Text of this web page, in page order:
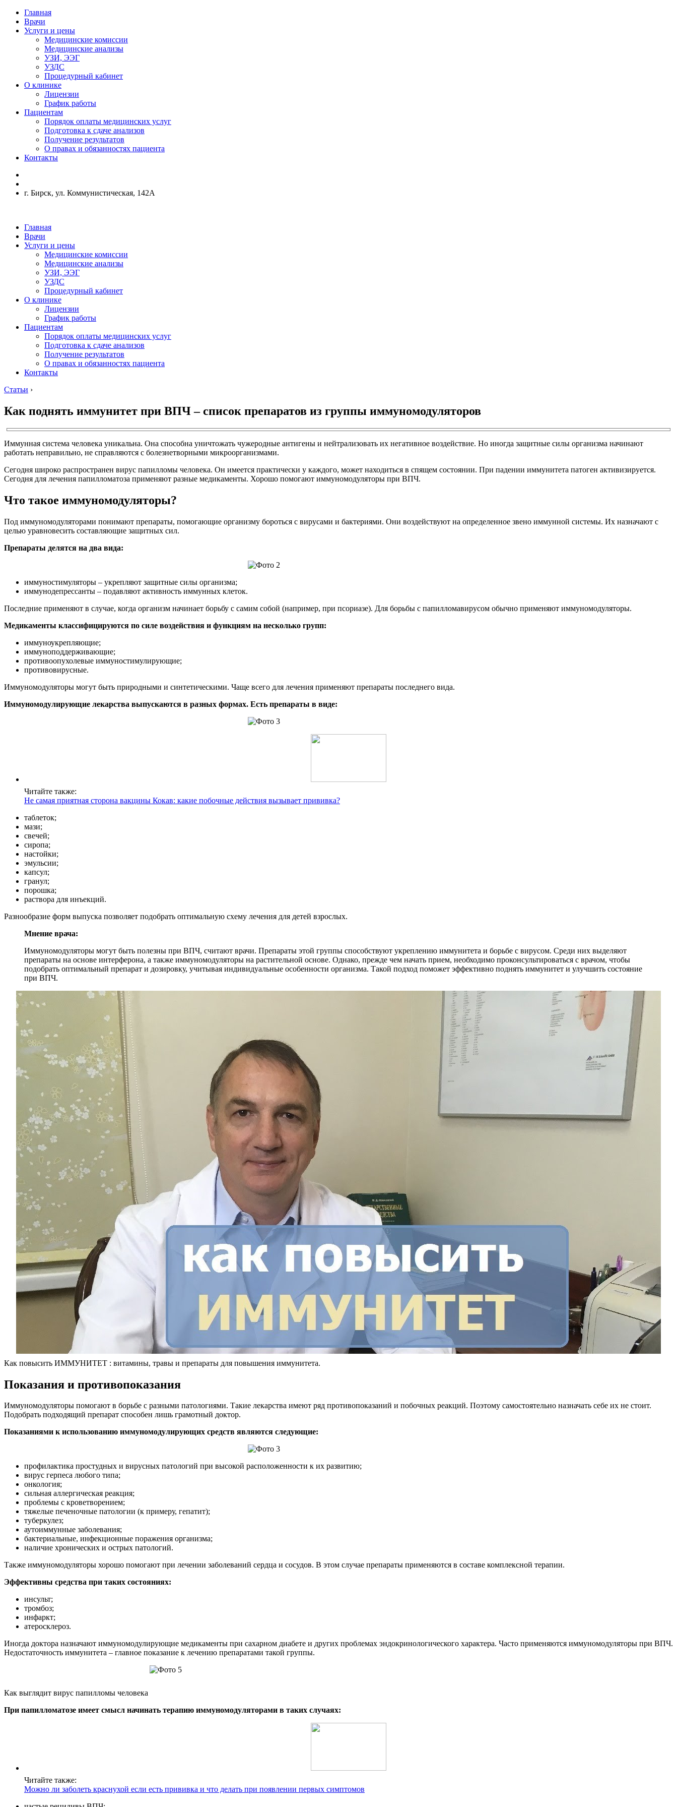
Главная
Врачи
Услуги и цены
Медицинские комиссии
Медицинские анализы
УЗИ, ЭЭГ
УЗДС
Процедурный кабинет
О клинике
Лицензии
График работы
Пациентам
Порядок оплаты медицинских услуг
Подготовка к сдаче анализов
Получение результатов
О правах и обязанностях пациента
Контакты
г. Бирск, ул. Коммунистическая, 142А
Главная
Врачи
Услуги и цены
Медицинские комиссии
Медицинские анализы
УЗИ, ЭЭГ
УЗДС
Процедурный кабинет
О клинике
Лицензии
График работы
Пациентам
Порядок оплаты медицинских услуг
Подготовка к сдаче анализов
Получение результатов
О правах и обязанностях пациента
Контакты
Статьи ›
Как поднять иммунитет при ВПЧ – список препаратов из группы иммуномодуляторов
Иммунная система человека уникальна. Она способна уничтожать чужеродные антигены и нейтрализовать их негативное воздействие. Но иногда защитные силы организма начинают
работать неправильно, не справляются с болезнетворными микроорганизмами.
Сегодня широко распространен вирус папилломы человека. Он имеется практически у каждого, может находиться в спящем состоянии. При падении иммунитета патоген активизируется.
Сегодня для лечения папилломатоза применяют разные медикаменты. Хорошо помогают иммуномодуляторы при ВПЧ.
Что такое иммуномодуляторы?
Под иммуномодуляторами понимают препараты, помогающие организму бороться с вирусами и бактериями. Они воздействуют на определенное звено иммунной системы. Их назначают с
целью уравновесить составляющие защитных сил.
Препараты делятся на два вида:
иммуностимуляторы – укрепляют защитные силы организма;
иммунодепрессанты – подавляют активность иммунных клеток.
Последние применяют в случае, когда организм начинает борьбу с самим собой (например, при псориазе). Для борьбы с папилломавирусом обычно применяют иммуномодуляторы.
Медикаменты классифицируются по силе воздействия и функциям на несколько групп:
иммуноукрепляющие;
иммуноподдерживающие;
противоопухолевые иммуностимулирующие;
противовирусные.
Иммуномодуляторы могут быть природными и синтетическими. Чаще всего для лечения применяют препараты последнего вида.
Иммуномодулирующие лекарства выпускаются в разных формах. Есть препараты в виде:
Читайте также:
Не самая приятная сторона вакцины Кокав: какие побочные действия вызывает прививка?
таблеток;
мази;
свечей;
сиропа;
настойки;
эмульсии;
капсул;
гранул;
порошка;
раствора для инъекций.
Разнообразие форм выпуска позволяет подобрать оптимальную схему лечения для детей взрослых.
Мнение врача:
Иммуномодуляторы могут быть полезны при ВПЧ, считают врачи. Препараты этой группы способствуют укреплению иммунитета и борьбе с вирусом. Среди них выделяют
препараты на основе интерферона, а также иммуномодуляторы на растительной основе. Однако, прежде чем начать прием, необходимо проконсультироваться с врачом, чтобы
подобрать оптимальный препарат и дозировку, учитывая индивидуальные особенности организма. Такой подход поможет эффективно поднять иммунитет и улучшить состояние
при ВПЧ.
Как повысить ИММУНИТЕТ : витамины, травы и препараты для повышения иммунитета.
Показания и противопоказания
Иммуномодуляторы помогают в борьбе с разными патологиями. Такие лекарства имеют ряд противопоказаний и побочных реакций. Поэтому самостоятельно назначать себе их не стоит.
Подобрать подходящий препарат способен лишь грамотный доктор.
Показаниями к использованию иммуномодулирующих средств являются следующие:
профилактика простудных и вирусных патологий при высокой расположенности к их развитию;
вирус герпеса любого типа;
онкология;
сильная аллергическая реакция;
проблемы с кроветворением;
тяжелые печеночные патологии (к примеру, гепатит);
туберкулез;
аутоиммунные заболевания;
бактериальные, инфекционные поражения организма;
наличие хронических и острых патологий.
Также иммуномодуляторы хорошо помогают при лечении заболеваний сердца и сосудов. В этом случае препараты применяются в составе комплексной терапии.
Эффективны средства при таких состояниях:
инсульт;
тромбоз;
инфаркт;
атеросклероз.
Иногда доктора назначают иммуномодулирующие медикаменты при сахарном диабете и других проблемах эндокринологического характера. Часто применяются иммуномодуляторы при ВПЧ.
Недостаточность иммунитета – главное показание к лечению препаратами такой группы.
Как выглядит вирус папилломы человека
При папилломатозе имеет смысл начинать терапию иммуномодуляторами в таких случаях:
Читайте также:
Можно ли заболеть краснухой если есть прививка и что делать при появлении первых симптомов